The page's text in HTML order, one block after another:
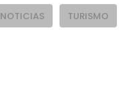
NOTICIAS TURISMO